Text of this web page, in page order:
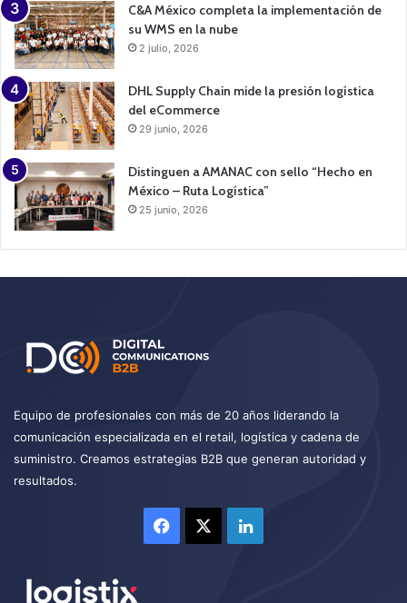
C&A México completa la implementación de
su WMS en la nube
2 julio, 2026
DHL Supply Chain mide la presión logística
del eCommerce
29 junio, 2026
Distinguen a AMANAC con sello “Hecho en
México – Ruta Logística”
25 junio, 2026
Equipo de profesionales con más de 20 años liderando la
comunicación especializada en el retail, logística y cadena de
suministro. Creamos estrategias B2B que generan autoridad y
resultados.
Facebook LinkedIn